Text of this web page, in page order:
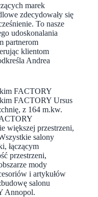
marek
zdecydowały się
To nasze
udoskonalania
partnerom
klientom
Andrea
FACTORY
FACTORY Ursus
z 164 m.kw.
większej przestrzeni,
salony
łączącym
przestrzeni,
mody
i artykułów
salonu
Annopol.